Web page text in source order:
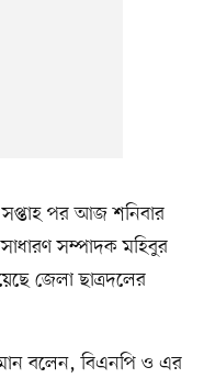
পর আজ শনিবার
সম্পাদক মহিবুর
জেলা ছাত্রদলের
বলেন, বিএনপি ও এর